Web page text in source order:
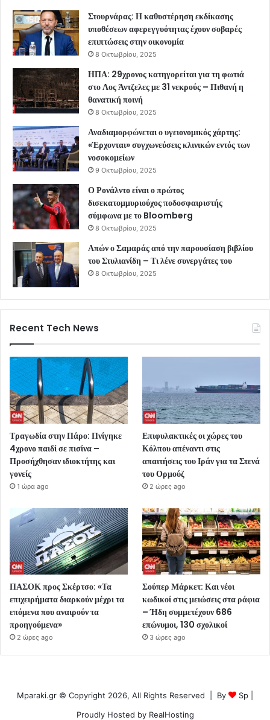
Στουρνάρας: Η καθυστέρηση εκδίκασης
υποθέσεων αφερεγγυότητας έχουν σοβαρές
επιπτώσεις στην οικονομία
8 Οκτωβρίου, 2025
ΗΠΑ: 29χρονος κατηγορείται για τη φωτιά
στο Λος Άντζελες με 31 νεκρούς – Πιθανή η
θανατική ποινή
8 Οκτωβρίου, 2025
Αναδιαμορφώνεται ο υγειονομικός χάρτης:
«Έρχονται» συγχωνεύσεις κλινικών εντός των
νοσοκομείων
9 Οκτωβρίου, 2025
Ο Ρονάλντο είναι ο πρώτος
δισεκατομμυριούχος ποδοσφαιριστής
σύμφωνα με το Bloomberg
8 Οκτωβρίου, 2025
Απών ο Σαμαράς από την παρουσίαση βιβλίου
του Στυλιανίδη – Τι λένε συνεργάτες του
8 Οκτωβρίου, 2025
Recent Tech News
Τραγωδία στην Πάρο: Πνίγηκε
4χρονο παιδί σε πισίνα –
Προσήχθησαν ιδιοκτήτης και
γονείς
1 ώρα ago
Επιφυλακτικές οι χώρες του
Κόλπου απέναντι στις
απαιτήσεις του Ιράν για τα Στενά
του Ορμούζ
2 ώρες ago
ΠΑΣΟΚ προς Σκέρτσο: «Τα
επιχειρήματα διαρκούν μέχρι τα
επόμενα που αναιρούν τα
προηγούμενα»
2 ώρες ago
Σούπερ Μάρκετ: Και νέοι
κωδικοί στις μειώσεις στα ράφια
– Ήδη συμμετέχουν 686
επώνυμοι, 130 σχολικοί
3 ώρες ago
Mparaki.gr © Copyright 2026, All Rights Reserved | By Sp
Proudly Hosted by RealHosting